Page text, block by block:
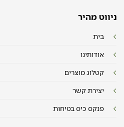
ניווט מהיר
בית
אודותינו
קטלוג מוצרים
יצירת קשר
פנקס כיס בטיחות